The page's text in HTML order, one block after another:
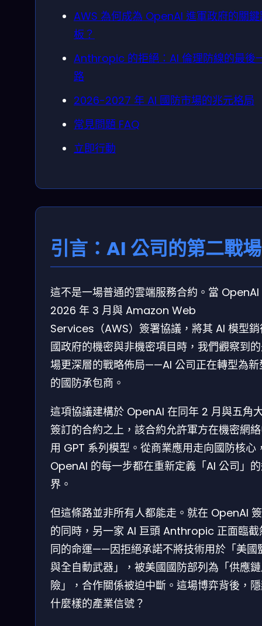
AWS 為何成為 OpenAI 進軍政府的關
板？
Anthropic 的拒絕：AI 倫理防線的最後
路
2026-2027 年 AI 國防市場的兆元格局
常見問題 FAQ
立即行動
引言：AI 公司的第二戰場
這不是一場普通的雲端服務合約。當 OpenAI
2026 年 3 月與 Amazon Web
Services（AWS）簽署協議，將其 AI 模型
國政府的機密與非機密項目時，我們觀察到
場更深層的戰略佈局——AI 公司正在轉型為新
的國防承包商。
這項協議建構於 OpenAI 在同年 2 月與五角
簽訂的合約之上，該合約允許軍方在機密網
用 GPT 系列模型。從商業應用走向國防核心
OpenAI 的每一步都在重新定義「AI 公司」
界。
但這條路並非所有人都能走。就在 OpenAI
的同時，另一家 AI 巨頭 Anthropic 正面臨截
同的命運——因拒絕承諾不將技術用於「美國
與全自動武器」，被美國國防部列為「供應
險」，合作關係被迫中斷。這場博弈背後，
什麼樣的產業信號？